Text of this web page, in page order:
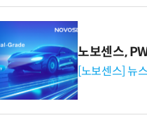
노보센스,
[노보센스] 뉴